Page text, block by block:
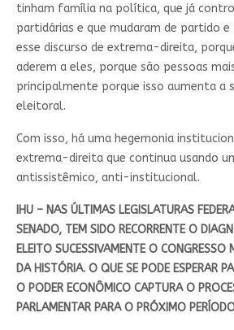
tinham família na política, que já
partidárias e que mudaram de partido
esse discurso de extrema-direita,
aderem a eles, porque são pessoas
principalmente porque isso aumenta a
eleitoral.
Com isso, há uma hegemonia
extrema-direita que continua usando
antissistêmico, anti-institucional.
IHU – NAS ÚLTIMAS LEGISLATURAS
SENADO, TEM SIDO RECORRENTE O
ELEITO SUCESSIVAMENTE O CONGRESSO
DA HISTÓRIA. O QUE SE PODE ESPERAR
O PODER ECONÔMICO CAPTURA O
PARLAMENTAR PARA O PRÓXIMO